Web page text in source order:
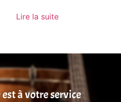
Lire la suite
à votre service